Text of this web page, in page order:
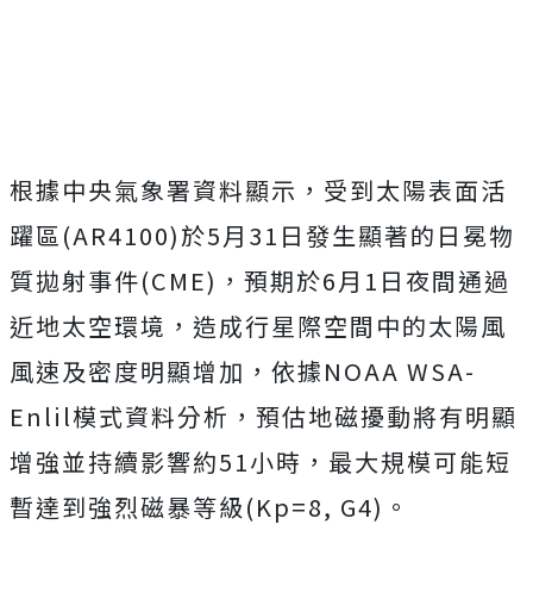
根據中央氣象署資料顯示，受到太陽表面活
躍區(AR4100)於5月31日發生顯著的日冕物
質拋射事件(CME)，預期於6月1日夜間通過
近地太空環境，造成行星際空間中的太陽風
風速及密度明顯增加，依據NOAA WSA-
Enlil模式資料分析，預估地磁擾動將有明顯
增強並持續影響約51小時，最大規模可能短
暫達到強烈磁暴等級(Kp=8, G4)。